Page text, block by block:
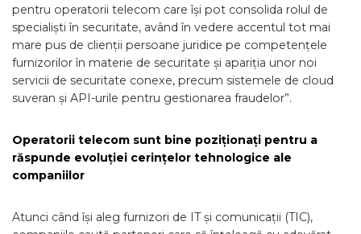
pentru operatorii telecom care își pot consolida rolul de
specialiști în securitate, având în vedere accentul tot mai
mare pus de clienții persoane juridice pe competențele
furnizorilor în materie de securitate și apariția unor noi
servicii de securitate conexe, precum sistemele de cloud
suveran și API-urile pentru gestionarea fraudelor”.
Operatorii telecom sunt bine poziționați pentru a
răspunde evoluției cerințelor tehnologice ale
companiilor
Atunci când își aleg furnizori de IT și comunicații (TIC),